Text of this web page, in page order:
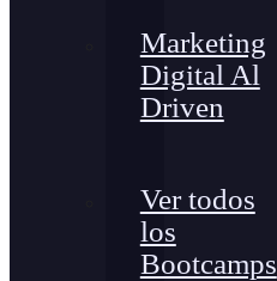
Marketing
Digital Al
Driven
Ver todos
los
Bootcamps